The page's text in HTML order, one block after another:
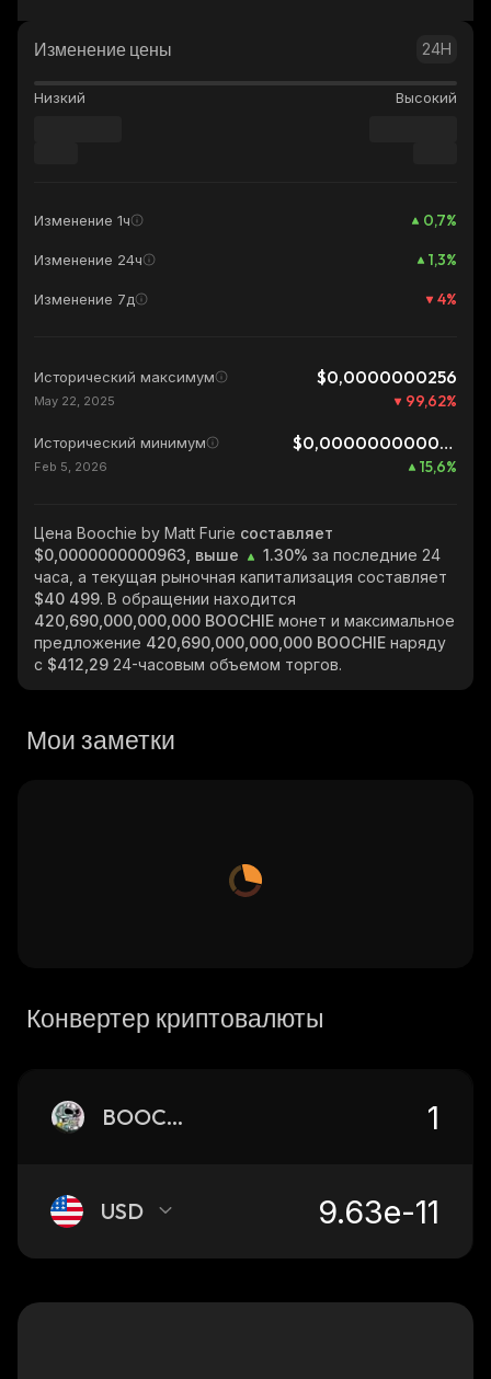
Изменение цены 24H
Низкий Высокий
Изменение 1ч 0,7%
Изменение 24ч 1,3%
Изменение 7д 4%
Исторический максимум $0,0000000256
May 22, 2025 99,62%
Исторический минимум $0,0000000000833
Feb 5, 2026 15,6%
Цена Boochie by Matt Furie составляет
$0,0000000000963, выше
1.30% за последние 24
часа, а текущая рыночная капитализация составляет
$40 499. В обращении находится
420,690,000,000,000 BOOCHIE монет и максимальное
предложение 420,690,000,000,000 BOOCHIE наряду
с $412,29 24-часовым объемом торгов.
Мои заметки
Конвертер криптовалюты
BOOCHIE
USD